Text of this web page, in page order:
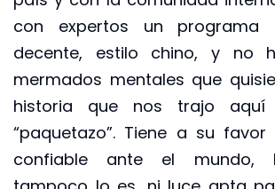
con expertos un programa
decente, estilo chino, y no
mermados mentales que
historia que nos trajo aquí
“paquetazo”. Tiene a su
confiable ante el mundo,